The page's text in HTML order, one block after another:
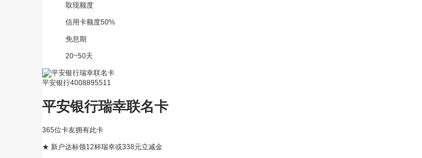
取现额度
信用卡额度50%
免息期
20~50天
平安银行4008895511
平安银行瑞幸联名卡
365位卡友拥有此卡
★ 新户达标领12杯瑞幸或338元立减金